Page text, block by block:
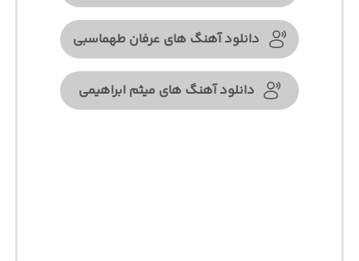
دانلود آهنگ های عرفان طهماسبی
دانلود آهنگ های میثم ابراهیمی